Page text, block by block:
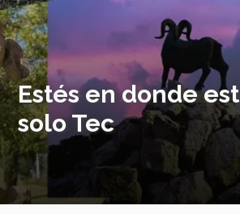
Estés en donde
solo Tec